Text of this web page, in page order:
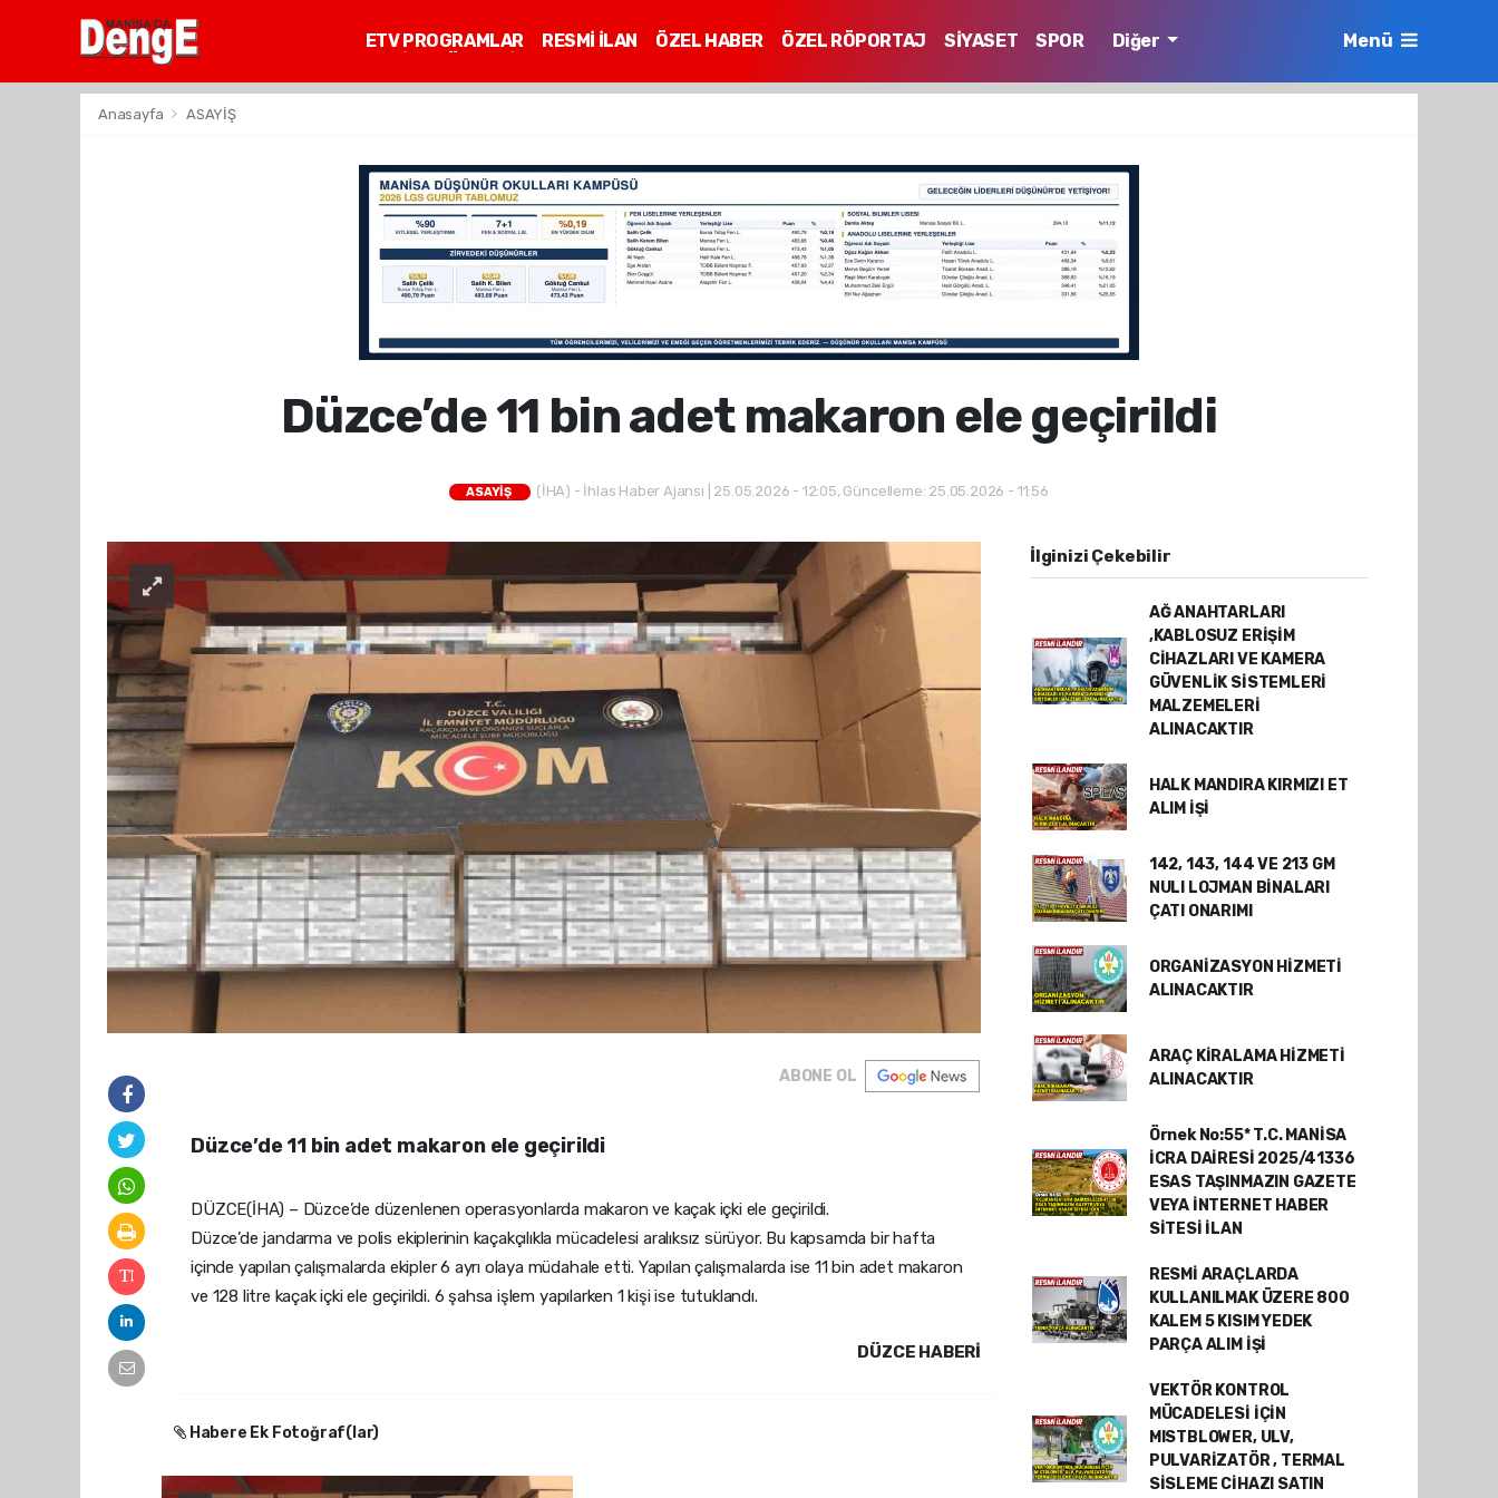
ETV PROGRAMLAR RESMİ İLAN ÖZEL HABER ÖZEL RÖPORTAJ SİYASET
SPOR
Diğer Menü
Anasayfa ASAYİŞ
Düzce’de 11 bin adet makaron ele geçirildi
ASAYİŞ (İHA) - İhlas Haber Ajansı | 25.05.2026 - 12:05, Güncelleme: 25.05.2026 - 11:56
ABONE OL
Düzce’de 11 bin adet makaron ele geçirildi
DÜZCE(İHA) – Düzce’de düzenlenen operasyonlarda makaron ve kaçak içki ele geçirildi.
Düzce’de jandarma ve polis ekiplerinin kaçakçılıkla mücadelesi aralıksız sürüyor. Bu kapsamda bir hafta
içinde yapılan çalışmalarda ekipler 6 ayrı olaya müdahale etti. Yapılan çalışmalarda ise 11 bin adet makaron
ve 128 litre kaçak içki ele geçirildi. 6 şahsa işlem yapılarken 1 kişi ise tutuklandı.
DÜZCE HABERİ
Habere Ek Fotoğraf(lar)
İlginizi Çekebilir
AĞ ANAHTARLARI
,KABLOSUZ ERİŞİM
CİHAZLARI VE KAMERA
GÜVENLİK SİSTEMLERİ
MALZEMELERİ
ALINACAKTIR
HALK MANDIRA KIRMIZI ET
ALIM İŞİ
142, 143, 144 VE 213 GM
NULI LOJMAN BİNALARI
ÇATI ONARIMI
ORGANİZASYON HİZMETİ
ALINACAKTIR
ARAÇ KİRALAMA HİZMETİ
ALINACAKTIR
Örnek No:55* T.C. MANİSA
İCRA DAİRESİ 2025/41336
ESAS TAŞINMAZIN GAZETE
VEYA İNTERNET HABER
SİTESİ İLAN
RESMİ ARAÇLARDA
KULLANILMAK ÜZERE 800
KALEM 5 KISIM YEDEK
PARÇA ALIM İŞİ
VEKTÖR KONTROL
MÜCADELESİ İÇİN
MISTBLOWER, ULV,
PULVARİZATÖR , TERMAL
SİSLEME CİHAZI SATIN